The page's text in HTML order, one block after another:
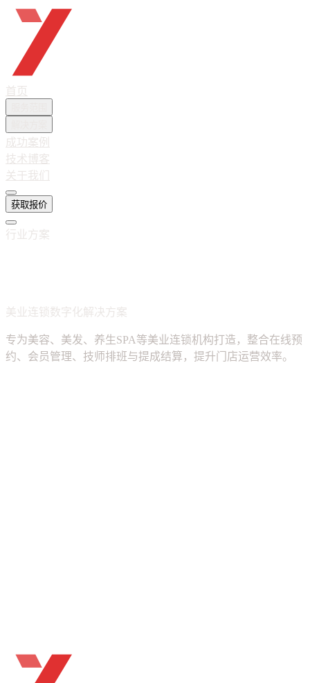
首页
成功案例
技术博客
关于我们
获取报价
行业方案
美业连锁数字化解决方案
专为美容、美发、养生SPA等美业连锁机构打造，整合在线预
约、会员管理、技师排班与提成结算，提升门店运营效率。